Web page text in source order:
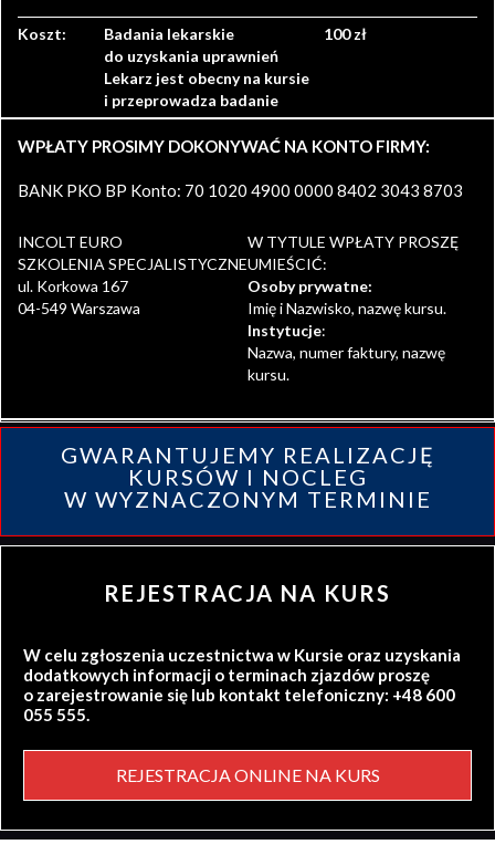
Koszt:
Badania lekarskie
do uzyskania uprawnień
Lekarz jest obecny na kursie
i przeprowadza badanie
100 zł
WPŁATY PROSIMY DOKONYWAĆ NA KONTO FIRMY:
BANK PKO BP Konto: 70 1020 4900 0000 8402 3043 8703
INCOLT EURO
SZKOLENIA SPECJALISTYCZNE
ul. Korkowa 167
04-549 Warszawa
W TYTULE WPŁATY PROSZĘ
UMIEŚCIĆ:
Osoby prywatne:
Imię i Nazwisko, nazwę kursu.
Instytucje:
Nazwa, numer faktury, nazwę
kursu.
GWARANTUJEMY REALIZACJĘ
KURSÓW I NOCLEG
W WYZNACZONYM TERMINIE
REJESTRACJA NA KURS
W celu zgłoszenia uczestnictwa w Kursie oraz uzyskania
dodatkowych informacji o terminach zjazdów proszę
o zarejestrowanie się lub kontakt telefoniczny: +48 600
055 555.
REJESTRACJA ONLINE NA KURS